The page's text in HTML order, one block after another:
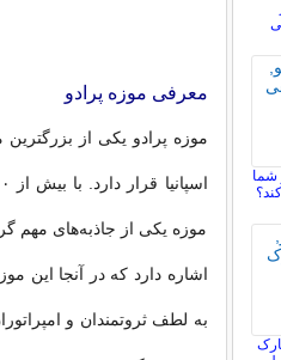
معرفی موزه پرادو
موزه پرادو یکی از
موزه یکی از جاذبه‌های مهم
شما